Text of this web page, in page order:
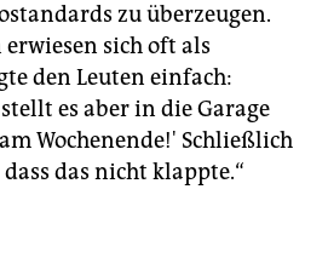
zu überzeugen.
sich oft als
den Leuten einfach:
es aber in die Garage
Wochenende!' Schließlich
das nicht klappte.“